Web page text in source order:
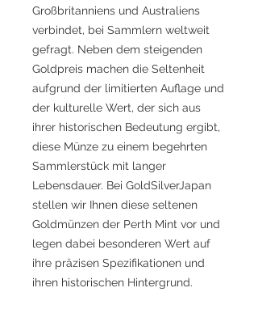
Großbritanniens und Australiens
verbindet, bei Sammlern weltweit
gefragt. Neben dem steigenden
Goldpreis machen die Seltenheit
aufgrund der limitierten Auflage und
der kulturelle Wert, der sich aus
ihrer historischen Bedeutung ergibt,
diese Münze zu einem begehrten
Sammlerstück mit langer
Lebensdauer. Bei GoldSilverJapan
stellen wir Ihnen diese seltenen
Goldmünzen der Perth Mint vor und
legen dabei besonderen Wert auf
ihre präzisen Spezifikationen und
ihren historischen Hintergrund.